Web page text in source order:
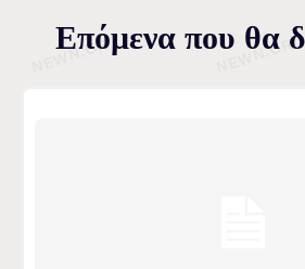
Επόμενα που θα